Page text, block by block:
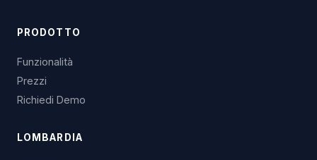
PRODOTTO
Funzionalità
Prezzi
Richiedi Demo
LOMBARDIA